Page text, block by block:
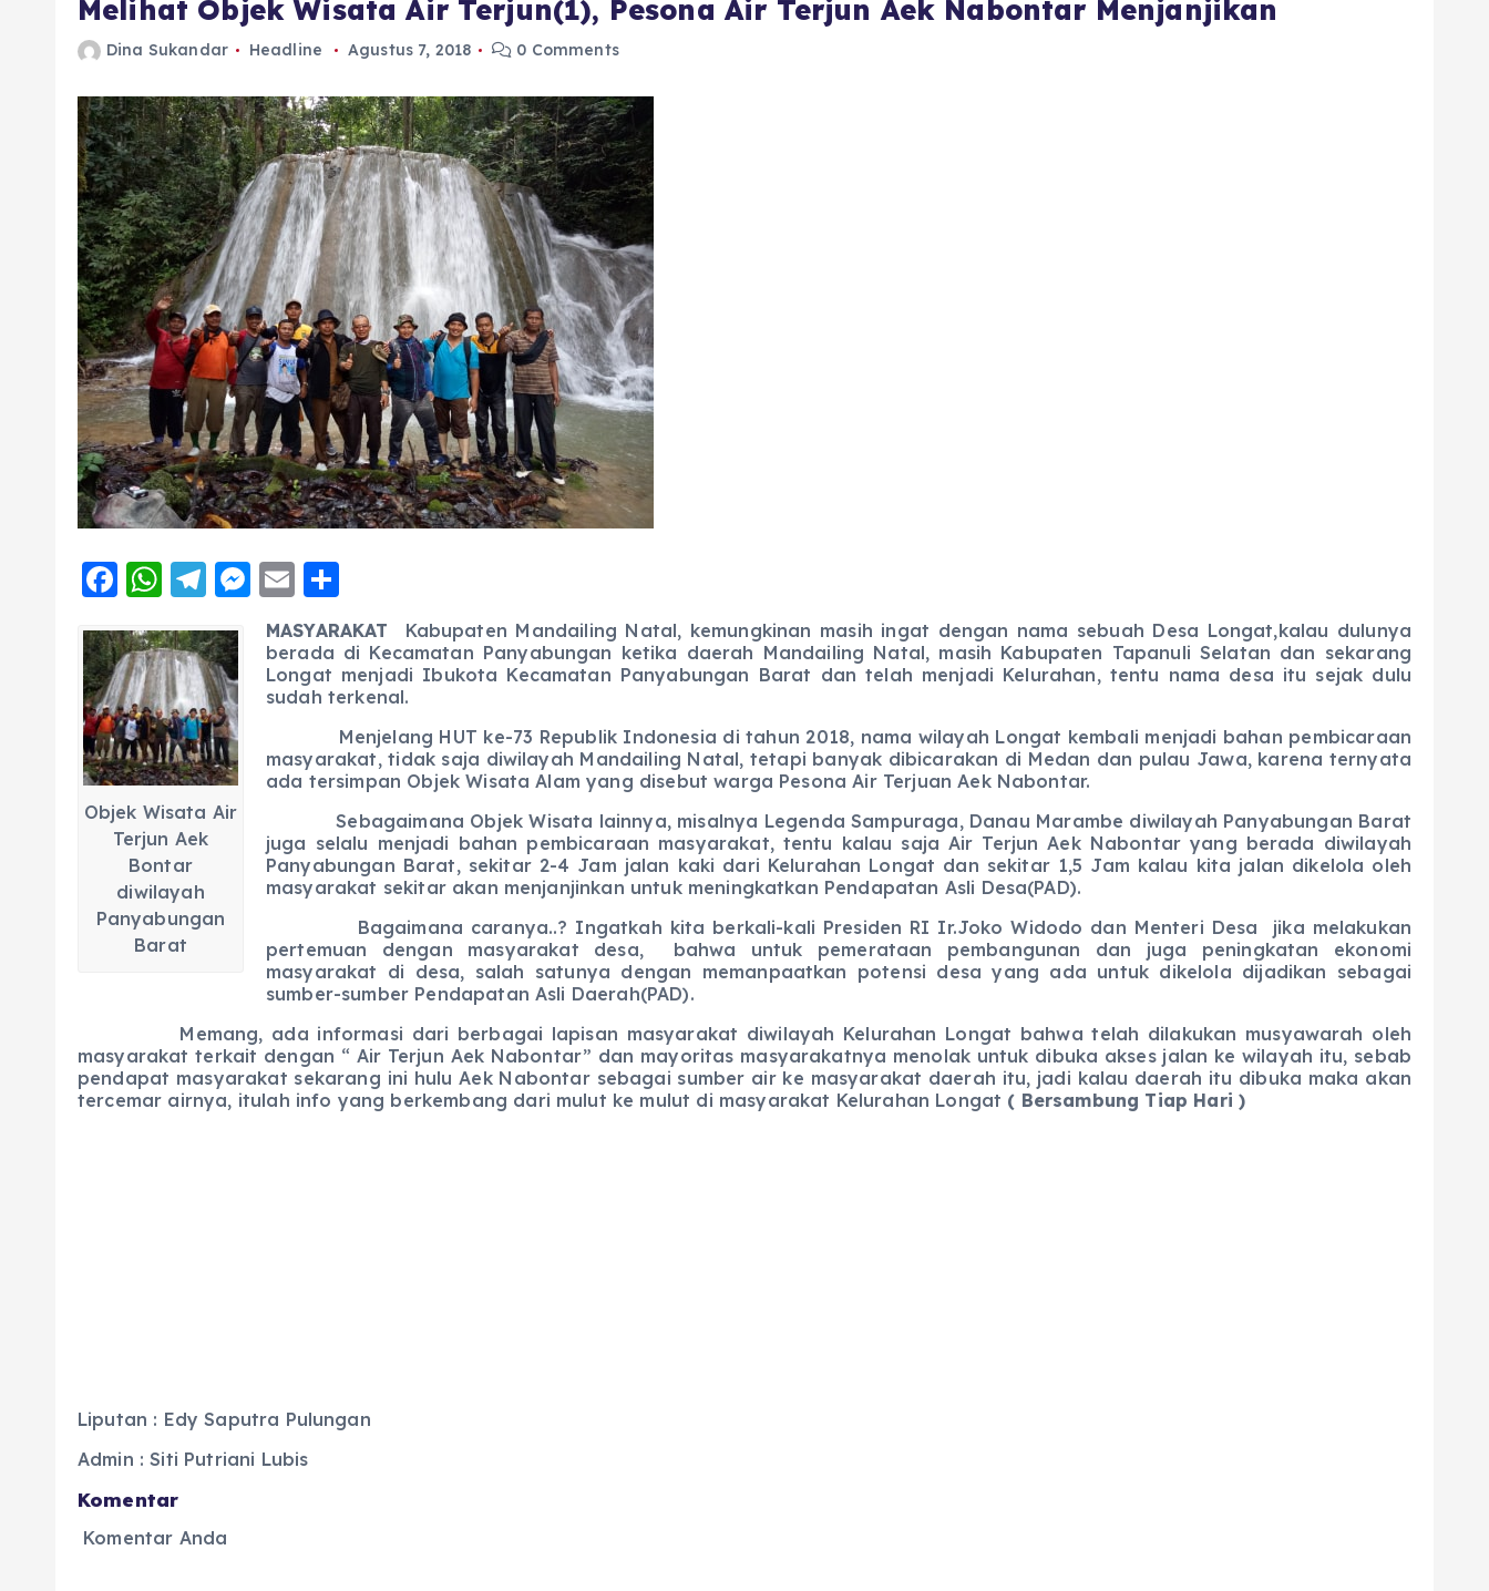
Melihat Objek Wisata Air Terjun(1), Pesona Air Terjun Aek Nabontar Menjanjikan
Dina Sukandar Headline Agustus 7, 2018 0 Comments
F
c
e
b
o
o
k
W
a
ts
A
p
p
T
e
g
r
a
m
M
e
ss
e
g
er
E
m
ai
l
h
a
re
Objek Wisata Air
Terjun Aek
Bontar
diwilayah
Panyabungan
Barat
MASYARAKAT
Kabupaten Mandailing Natal, kemungkinan masih ingat dengan nama sebuah Desa Longat,kalau dulunya
berada di Kecamatan Panyabungan ketika daerah Mandailing Natal, masih Kabupaten Tapanuli Selatan dan sekarang
Longat menjadi Ibukota Kecamatan Panyabungan Barat dan telah menjadi Kelurahan, tentu nama desa itu sejak dulu
sudah terkenal.
Menjelang HUT ke-73 Republik Indonesia di tahun 2018, nama wilayah Longat kembali menjadi bahan pembicaraan
masyarakat, tidak saja diwilayah Mandailing Natal, tetapi banyak dibicarakan di Medan dan pulau Jawa, karena ternyata
ada tersimpan Objek Wisata Alam yang disebut warga Pesona Air Terjuan Aek Nabontar.
Sebagaimana Objek Wisata lainnya, misalnya Legenda Sampuraga, Danau Marambe diwilayah Panyabungan Barat
juga selalu menjadi bahan pembicaraan masyarakat, tentu kalau saja Air Terjun Aek Nabontar yang berada diwilayah
Panyabungan Barat, sekitar 2-4 Jam jalan kaki dari Kelurahan Longat dan sekitar 1,5 Jam kalau kita jalan dikelola oleh
masyarakat sekitar akan menjanjinkan untuk meningkatkan Pendapatan Asli Desa(PAD).
Bagaimana caranya..? Ingatkah kita berkali-kali Presiden RI Ir.Joko Widodo dan Menteri Desa jika melakukan
pertemuan dengan masyarakat desa, bahwa untuk pemerataan pembangunan dan juga peningkatan ekonomi
masyarakat di desa, salah satunya dengan memanpaatkan potensi desa yang ada untuk dikelola dijadikan sebagai
sumber-sumber Pendapatan Asli Daerah(PAD).
Memang, ada informasi dari berbagai lapisan masyarakat diwilayah Kelurahan Longat bahwa telah dilakukan musyawarah oleh
masyarakat terkait dengan “ Air Terjun Aek Nabontar” dan mayoritas masyarakatnya menolak untuk dibuka akses jalan ke wilayah itu, sebab
pendapat masyarakat sekarang ini hulu Aek Nabontar sebagai sumber air ke masyarakat daerah itu, jadi kalau daerah itu dibuka maka akan
tercemar airnya, itulah info yang berkembang dari mulut ke mulut di masyarakat Kelurahan Longat ( Bersambung Tiap Hari )
Liputan : Edy Saputra Pulungan
Admin : Siti Putriani Lubis
Komentar
Komentar Anda